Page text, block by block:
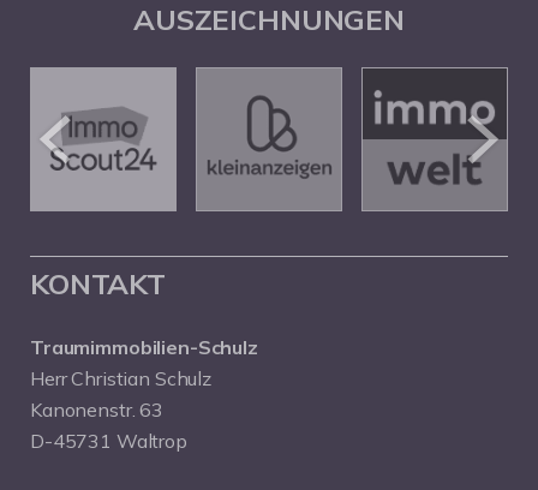
AUSZEICHNUNGEN
KONTAKT
Traumimmobilien-Schulz
Herr Christian Schulz
Kanonenstr. 63
D-45731 Waltrop